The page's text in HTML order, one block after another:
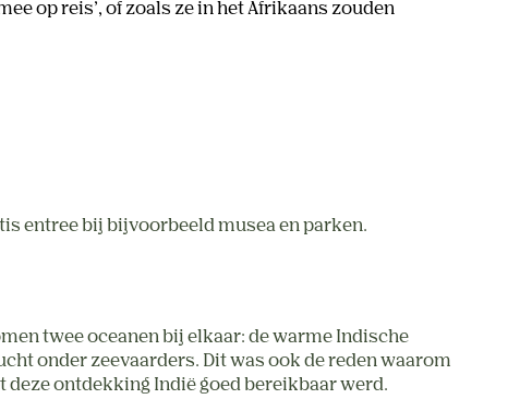
op reis’, of zoals ze in het Afrikaans zouden
entree bij bijvoorbeeld musea en parken.
twee oceanen bij elkaar: de warme Indische
onder zeevaarders. Dit was ook de reden waarom
deze ontdekking Indië goed bereikbaar werd.